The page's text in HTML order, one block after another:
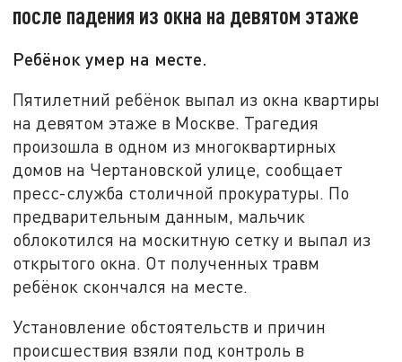
после падения из окна на девятом этаже
Ребёнок умер на месте.
Пятилетний ребёнок выпал из окна квартиры
на девятом этаже в Москве. Трагедия
произошла в одном из многоквартирных
домов на Чертановской улице, сообщает
пресс-служба столичной прокуратуры. По
предварительным данным, мальчик
облокотился на москитную сетку и выпал из
открытого окна. От полученных травм
ребёнок скончался на месте.
Установление обстоятельств и причин
происшествия взяли под контроль в